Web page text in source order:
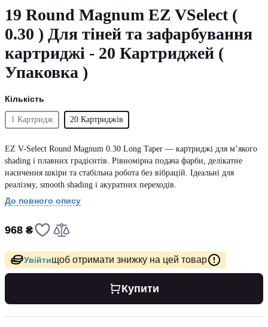
19 Round Magnum EZ VSelect (
0.30 ) Для тіней та зафарбування
картриджі - 20 Картриджей (
Упаковка )
Кількість
1 Картридж 20 Картриджів
EZ V-Select Round Magnum 0.30 Long Taper — картриджі для м’якого
shading і плавних градієнтів. Рівномірна подача фарби, делікатне
насичення шкіри та стабільна робота без вібрацій. Ідеальні для
реалізму, smooth shading і акуратних переходів.
До повного опису
968 ₴
Увійтищоб отримати знижку на цей товар
Купити